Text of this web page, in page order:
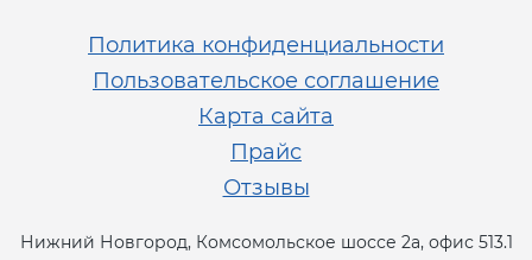
Политика конфиденциальности
Пользовательское соглашение
Карта сайта
Прайс
Отзывы
Нижний Новгород, Комсомольское шоссе 2а, офис 513.1